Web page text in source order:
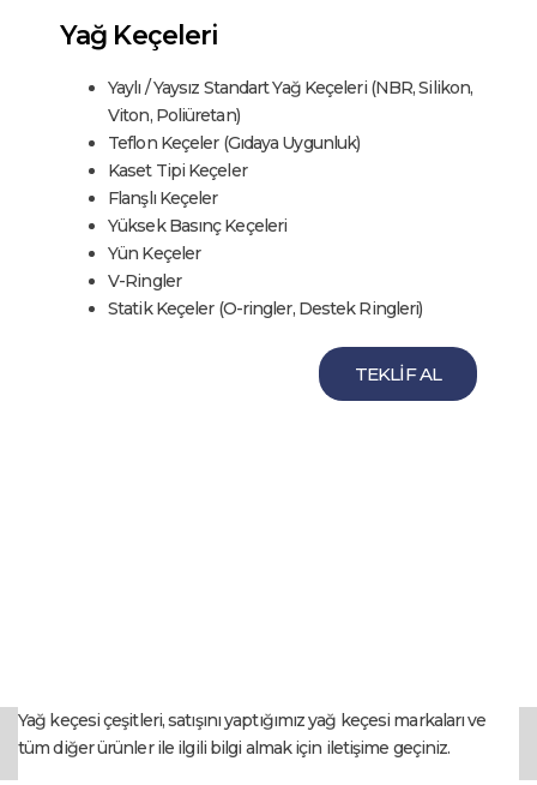
Yağ Keçeleri
Yaylı / Yaysız Standart Yağ Keçeleri (NBR, Silikon,
Viton, Poliüretan)
Teflon Keçeler (Gıdaya Uygunluk)
Kaset Tipi Keçeler
Flanşlı Keçeler
Yüksek Basınç Keçeleri
Yün Keçeler
V-Ringler
Statik Keçeler (O-ringler, Destek Ringleri)
TEKLİF AL
Yağ keçesi çeşitleri, satışını yaptığımız yağ keçesi markaları ve
tüm diğer ürünler ile ilgili bilgi almak için iletişime geçiniz.